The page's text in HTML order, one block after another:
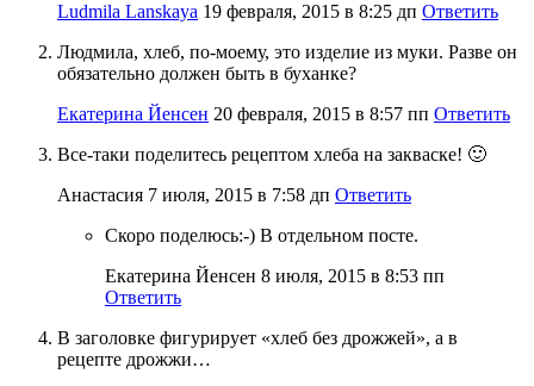
Ludmila Lanskaya 19 февраля, 2015 в 8:25 дп Ответить
Людмила, хлеб, по-моему, это изделие из муки. Разве он
обязательно должен быть в буханке?
Екатерина Йенсен 20 февраля, 2015 в 8:57 пп Ответить
Все-таки поделитесь рецептом хлеба на закваске! 🙂
Анастасия 7 июля, 2015 в 7:58 дп Ответить
Скоро поделюсь:-) В отдельном посте.
Екатерина Йенсен 8 июля, 2015 в 8:53 пп
Ответить
В заголовке фигурирует «хлеб без дрожжей», а в
рецепте дрожжи…